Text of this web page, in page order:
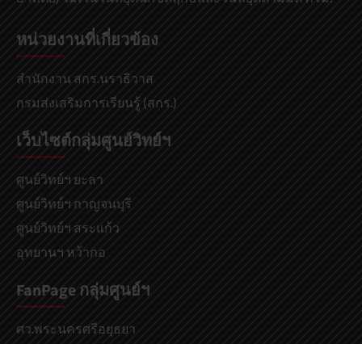
หน่วยงานที่เกี่ยวข้อง
สำนักงาน สกร.นราธิวาส
กรมส่งเสริมการเรียนรู้ (สกร.)
เว็บไซต์กลุ่มศูนย์วิทย์ฯ
ศูนย์วิทย์ฯ ยะลา
ศูนย์วิทย์ฯ กาญจนบุรี
ศูนย์วิทย์ฯ สระแก้ว
อุทยานฯ หว้ากอ
FanPage กลุ่มศูนย์ฯ
ศว.พระนครศรีอยุธยา